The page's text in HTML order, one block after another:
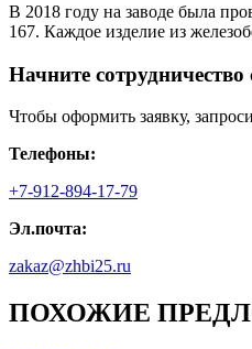
В 2018 году на заводе была
167. Каждое изделие из
Начните
Чтобы оформить заявку,
Телефоны:
+7-912-894-17-79
Эл.почта:
zakaz@zhbi25.ru
ПОХОЖИЕ